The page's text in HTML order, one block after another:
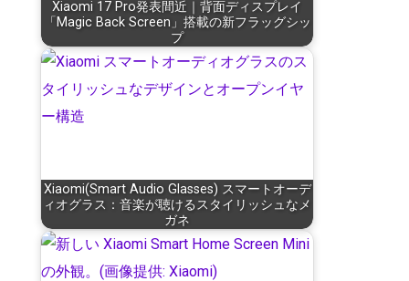
Xiaomi 17 Pro発表間近｜背面ディスプレイ
「Magic Back Screen」搭載の新フラッグシッ
プ
Xiaomi(Smart Audio Glasses) スマートオーデ
ィオグラス：音楽が聴けるスタイリッシュなメ
ガネ